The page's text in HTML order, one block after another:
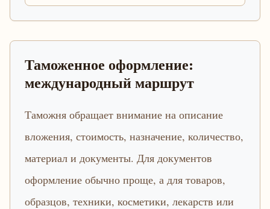
Таможенное оформление:
международный маршрут
Таможня обращает внимание на описание
вложения, стоимость, назначение, количество,
материал и документы. Для документов
оформление обычно проще, а для товаров,
образцов, техники, косметики, лекарств или